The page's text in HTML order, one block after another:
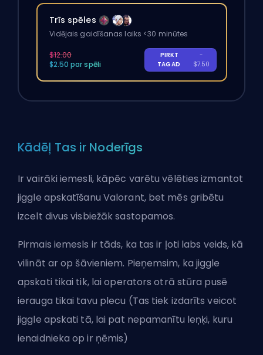
Trīs spēles
Vidējais gaidīšanas laiks <30 minūtes
$12.00
$2.50 par spēli
PIRKT
TAGAD
-
$7.50
Kādēļ Tas ir Noderīgs
Ir vairāki iemesli, kāpēc varētu vēlēties izmantot
jiggle apskatīšanu Valorant, bet mēs gribētu
izcelt divus visbiežāk sastopamos.
Pirmais iemesls ir tāds, ka tas ir ļoti labs veids, kā
vilināt ar op šāvieniem. Pieņemsim, ka jiggle
apskati tikai tik, lai operators otrā stūra pusē
ierauga tikai tavu plecu (Tas tiek izdarīts veicot
jiggle apskati tā, lai pat nepamanītu leņķi, kuru
ienaidnieka op ir ņēmis)